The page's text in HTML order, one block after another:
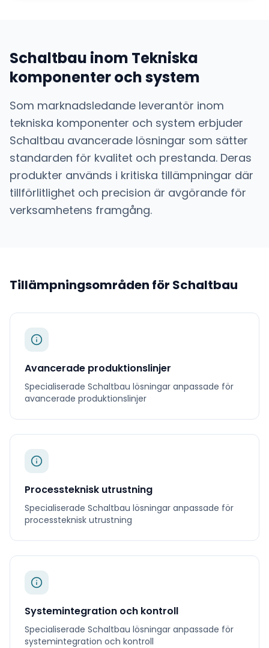
Schaltbau inom Tekniska
komponenter och system
Som marknadsledande leverantör inom
tekniska komponenter och system erbjuder
Schaltbau avancerade lösningar som sätter
standarden för kvalitet och prestanda. Deras
produkter används i kritiska tillämpningar där
tillförlitlighet och precision är avgörande för
verksamhetens framgång.
Tillämpningsområden för Schaltbau
Avancerade produktionslinjer
Specialiserade Schaltbau lösningar anpassade för
avancerade produktionslinjer
Processteknisk utrustning
Specialiserade Schaltbau lösningar anpassade för
processteknisk utrustning
Systemintegration och kontroll
Specialiserade Schaltbau lösningar anpassade för
systemintegration och kontroll